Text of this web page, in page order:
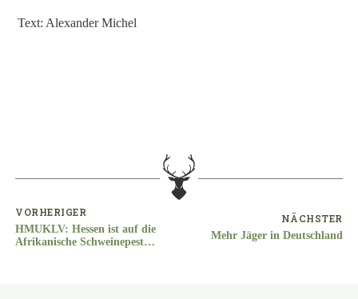
Text: Alexander Michel
VORHERIGER
HMUKLV: Hessen ist auf die
Afrikanische Schweinepest
NÄCHSTER
Mehr Jäger in Deutschland